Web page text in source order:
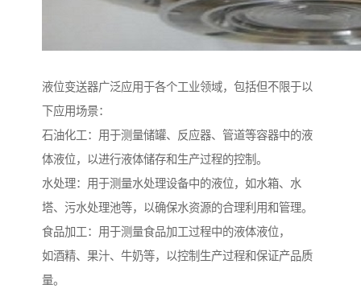
液位变送器广泛应用于各个工业领域，包括但不限于以
下应用场景：
石油化工：用于测量储罐、反应器、管道等容器中的液
体液位，以进行液体储存和生产过程的控制。
水处理：用于测量水处理设备中的液位，如水箱、水
塔、污水处理池等，以确保水资源的合理利用和管理。
食品加工：用于测量食品加工过程中的液体液位，
如酒精、果汁、牛奶等，以控制生产过程和保证产品质
量。